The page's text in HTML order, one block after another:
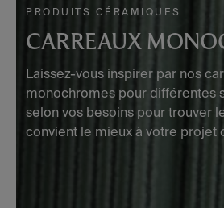
PRODUITS CÉRAMIQUES
CARREAUX
Laissez-vous inspirer par nos
monochromes pour différentes
selon vos besoins pour trouver
convient le mieux à votre projet